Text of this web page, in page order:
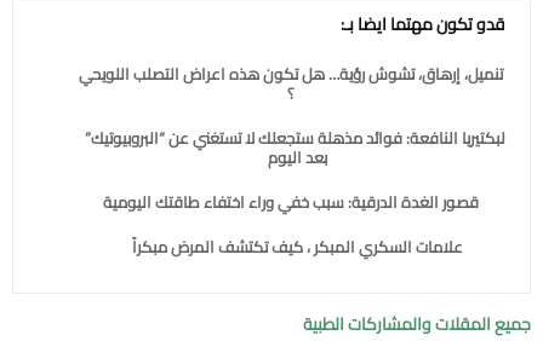
قدو تكون مهتما ايضا بـ:
تنميل، إرهاق، تشوش رؤية… هل تكون هذه اعراض التصلب اللويحي
؟
البكتيريا النافعة: فوائد مذهلة ستجعلك لا تستغني عن “البروبيوتيك”
بعد اليوم
قصور الغدة الدرقية: سبب خفي وراء اختفاء طاقتك اليومية
علامات السكري المبكر ، كيف تكتشف المرض مبكراً
جميع المقلات والمشاركات الطبية